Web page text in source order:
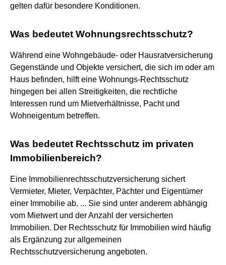
gelten dafür besondere Konditionen.
Was bedeutet Wohnungsrechtsschutz?
Während eine Wohngebäude- oder Hausratversicherung
Gegenstände und Objekte versichert, die sich im oder am
Haus befinden, hilft eine Wohnungs-Rechtsschutz
hingegen bei allen Streitigkeiten, die rechtliche
Interessen rund um Mietverhältnisse, Pacht und
Wohneigentum betreffen.
Was bedeutet Rechtsschutz im privaten
Immobilienbereich?
Eine Immobilienrechtsschutzversicherung sichert
Vermieter, Mieter, Verpächter, Pächter und Eigentümer
einer Immobilie ab. ... Sie sind unter anderem abhängig
vom Mietwert und der Anzahl der versicherten
Immobilien. Der Rechtsschutz für Immobilien wird häufig
als Ergänzung zur allgemeinen
Rechtsschutzversicherung angeboten.